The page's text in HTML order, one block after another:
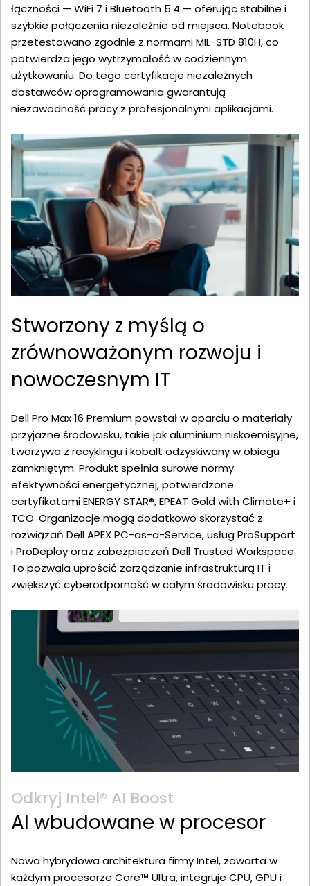
łączności — WiFi 7 i Bluetooth 5.4 — oferując stabilne i
szybkie połączenia niezależnie od miejsca. Notebook
przetestowano zgodnie z normami MIL-STD 810H, co
potwierdza jego wytrzymałość w codziennym
użytkowaniu. Do tego certyfikacje niezależnych
dostawców oprogramowania gwarantują
niezawodność pracy z profesjonalnymi aplikacjami.
Stworzony z myślą o
zrównoważonym rozwoju i
nowoczesnym IT
Dell Pro Max 16 Premium powstał w oparciu o materiały
przyjazne środowisku, takie jak aluminium niskoemisyjne,
tworzywa z recyklingu i kobalt odzyskiwany w obiegu
zamkniętym. Produkt spełnia surowe normy
efektywności energetycznej, potwierdzone
certyfikatami ENERGY STAR®, EPEAT Gold with Climate+ i
TCO. Organizacje mogą dodatkowo skorzystać z
rozwiązań Dell APEX PC-as-a-Service, usług ProSupport
i ProDeploy oraz zabezpieczeń Dell Trusted Workspace.
To pozwala uprościć zarządzanie infrastrukturą IT i
zwiększyć cyberodporność w całym środowisku pracy.
Odkryj Intel® AI Boost
AI wbudowane w procesor
Nowa hybrydowa architektura firmy Intel, zawarta w
każdym procesorze Core™ Ultra, integruje CPU, GPU i